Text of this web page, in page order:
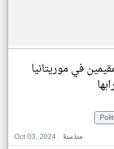
في موريتانيا
Oct 03, 2024
منذ سنة